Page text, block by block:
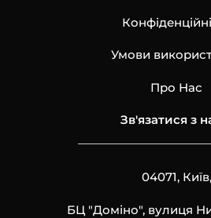
Умови
Про Нас
Зв'язатися з
04071, Київ,
БЦ "Доміно", вулиця